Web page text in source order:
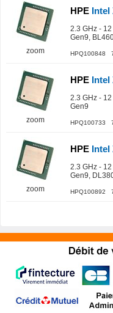
zoom
HPE Intel
2.3 GHz -
Gen9,
HPQ100848
zoom
HPE Intel
2.3 GHz -
Gen9
HPQ100733
zoom
HPE Intel
2.3 GHz -
Gen9,
HPQ100892